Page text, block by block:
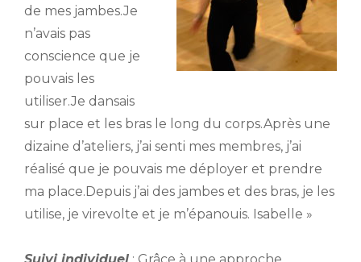
de mes jambes.Je
n’avais pas
conscience que je
pouvais les
utiliser.Je dansais
sur place et les bras le long du corps.Après une
dizaine d’ateliers, j’ai senti mes membres, j’ai
réalisé que je pouvais me déployer et prendre
ma place.Depuis j’ai des jambes et des bras, je les
utilise, je virevolte et je m’épanouis. Isabelle »